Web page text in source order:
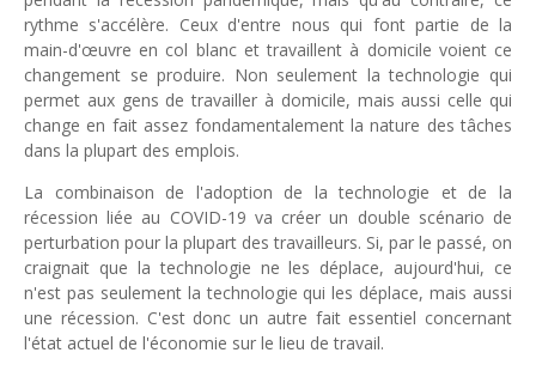
rythme s'accélère. Ceux d'entre nous qui font partie de la
main-d'œuvre en col blanc et travaillent à domicile voient ce
changement se produire. Non seulement la technologie qui
permet aux gens de travailler à domicile, mais aussi celle qui
change en fait assez fondamentalement la nature des tâches
dans la plupart des emplois.
La combinaison de l'adoption de la technologie et de la
récession liée au COVID-19 va créer un double scénario de
perturbation pour la plupart des travailleurs. Si, par le passé, on
craignait que la technologie ne les déplace, aujourd'hui, ce
n'est pas seulement la technologie qui les déplace, mais aussi
une récession. C'est donc un autre fait essentiel concernant
l'état actuel de l'économie sur le lieu de travail.